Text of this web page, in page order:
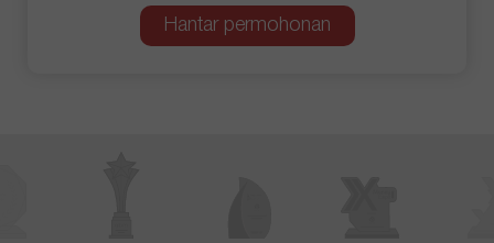
Hantar permohonan